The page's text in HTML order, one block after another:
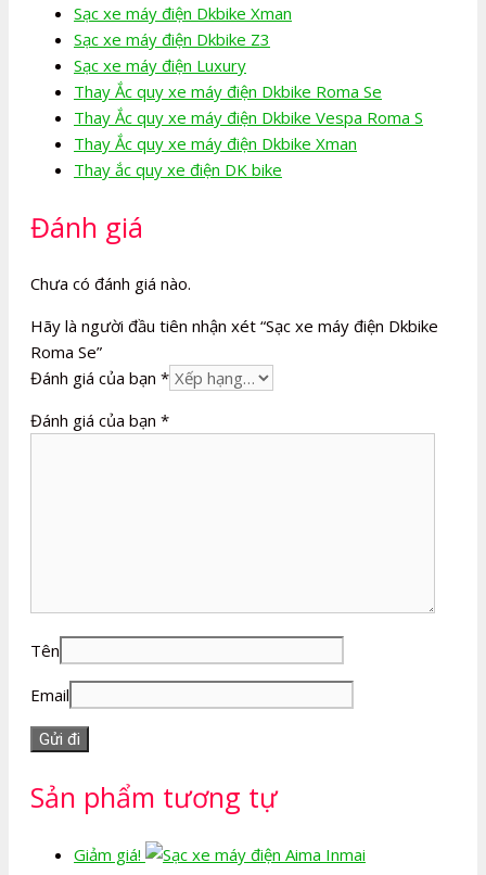
Sạc xe máy điện Dkbike Xman
Sạc xe máy điện Dkbike Z3
Sạc xe máy điện Luxury
Thay Ắc quy xe máy điện Dkbike Roma Se
Thay Ắc quy xe máy điện Dkbike Vespa Roma S
Thay Ắc quy xe máy điện Dkbike Xman
Thay ắc quy xe điện DK bike
Đánh giá
Chưa có đánh giá nào.
Hãy là người đầu tiên nhận xét “Sạc xe máy điện Dkbike
Roma Se”
Đánh giá của bạn *
Đánh giá của bạn *
Tên
Email
Sản phẩm tương tự
Giảm giá!